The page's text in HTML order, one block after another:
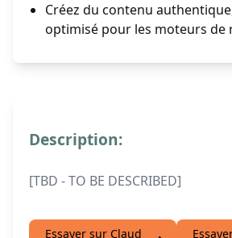
Créez du contenu
optimisé pour les moteurs de
Description:
[TBD - TO BE DESCRIBED]
Essayer sur Claud